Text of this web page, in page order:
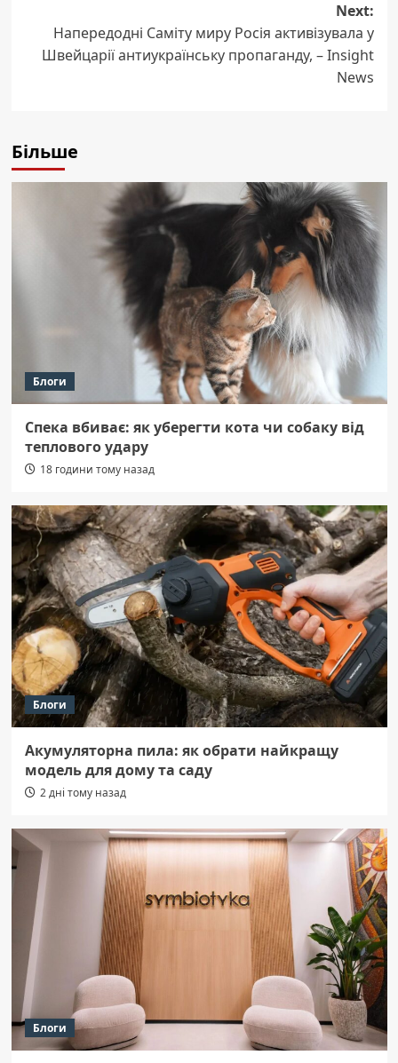
Next:
Напередодні Саміту миру Росія активізувала у
Швейцарії антиукраїнську пропаганду, – Insight
News
Більше
Блоги
Спека вбиває: як уберегти кота чи собаку від
теплового удару
18 години тому назад
Блоги
Акумуляторна пила: як обрати найкращу
модель для дому та саду
2 дні тому назад
Блоги